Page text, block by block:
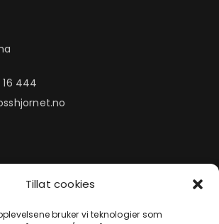
Tillat cookies
bruker vi teknologier som
444